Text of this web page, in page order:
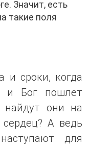
Значит, есть
такие поля
и сроки, когда
и Бог пошлет
они на
А ведь
для